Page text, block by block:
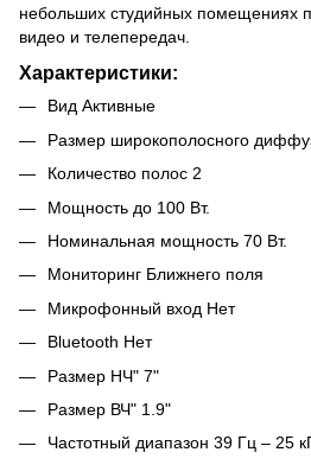
небольших студийных помещениях
видео и телепередач.
Характеристики:
Вид Активные
Размер широкополосного
Количество полос 2
Мощность до 100 Вт.
Номинальная мощность 70 Вт.
Мониторинг Ближнего поля
Микрофонный вход Нет
Bluetooth Нет
Размер НЧ" 7"
Размер ВЧ" 1.9"
Частотный диапазон 39 Гц – 25